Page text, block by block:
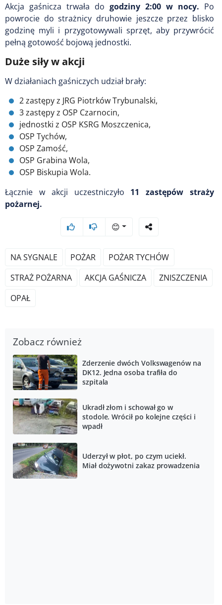
Akcja gaśnicza trwała do godziny 2:00 w nocy. Po
powrocie do strażnicy druhowie jeszcze przez blisko
godzinę myli i przygotowywali sprzęt, aby przywrócić
pełną gotowość bojową jednostki.
Duże siły w akcji
W działaniach gaśniczych udział brały:
2 zastępy z JRG Piotrków Trybunalski,
3 zastępy z OSP Czarnocin,
jednostki z OSP KSRG Moszczenica,
OSP Tychów,
OSP Zamość,
OSP Grabina Wola,
OSP Biskupia Wola.
Łącznie w akcji uczestniczyło 11 zastępów straży
pożarnej.
😊
NA SYGNALE POŻAR
POŻAR TYCHÓW
STRAŻ POŻARNA
AKCJA GAŚNICZA
ZNISZCZENIA
OPAŁ
Zobacz również
Zderzenie dwóch Volkswagenów na
DK12. Jedna osoba trafiła do
szpitala
Ukradł złom i schował go w
stodole. Wrócił po kolejne części i
wpadł
Uderzył w płot, po czym uciekł.
Miał dożywotni zakaz prowadzenia